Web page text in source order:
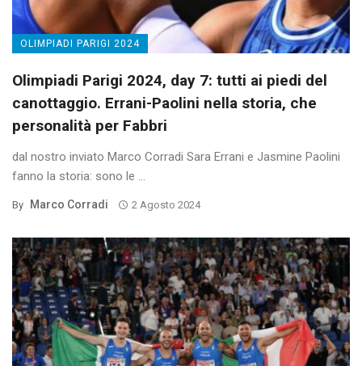
OLIMPIADI PARIGI 2024
Olimpiadi Parigi 2024, day 7: tutti ai piedi del
canottaggio. Errani-Paolini nella storia, che
personalità per Fabbri
dal nostro inviato Marco Corradi Sara Errani e Jasmine Paolini
fanno la storia: sono le ...
By Marco Corradi 2 Agosto 2024